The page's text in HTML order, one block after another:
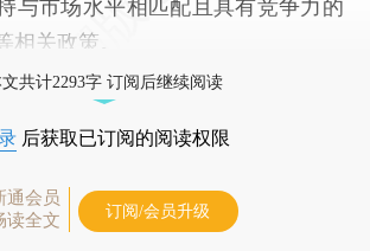
与市场水平相匹配且具有竞争力的
相关政策。
共计2293字 订阅后继续阅读
后获取已订阅的阅读权限
通会员
读全文
订阅/会员升级